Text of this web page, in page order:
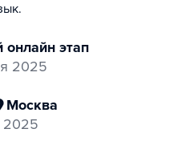
.
онлайн этап
2025
Москва
2025